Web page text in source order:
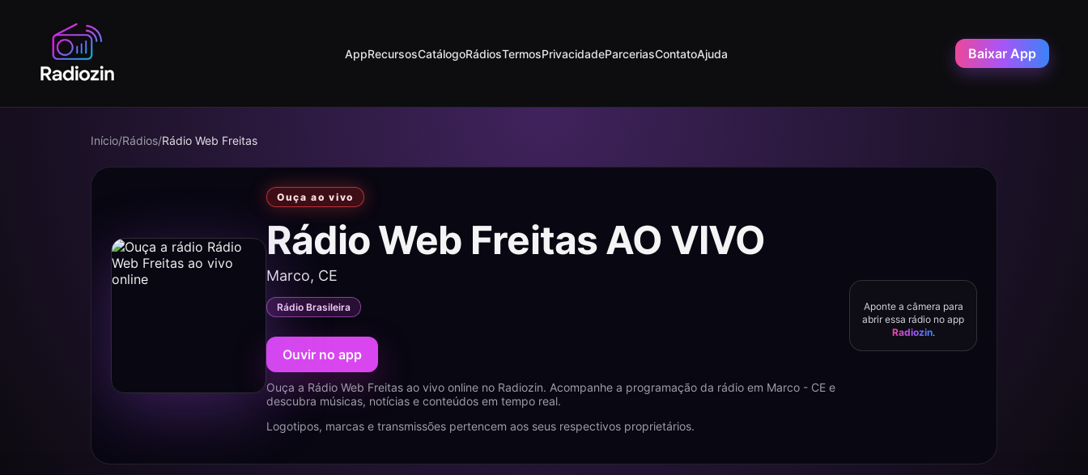
AppRecursosCatálogoRádiosTermosPrivacidadeParceriasContatoAjuda Baixar App
Início/Rádios/Rádio Web Freitas
Ouça ao vivo
Rádio Web Freitas AO VIVO
Marco, CE
Rádio Brasileira
Ouvir no app
Ouça a Rádio Web Freitas ao vivo online no Radiozin. Acompanhe a programação da rádio em Marco - CE e
descubra músicas, notícias e conteúdos em tempo real.
Logotipos, marcas e transmissões pertencem aos seus respectivos proprietários.
Aponte a câmera para
abrir essa rádio no app
Radiozin.